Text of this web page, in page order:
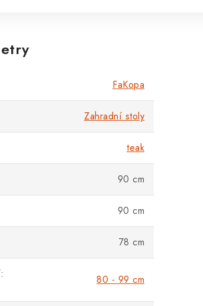
FaKopa
Zahradní stoly
teak
90 cm
90 cm
78 cm
80 - 99 cm